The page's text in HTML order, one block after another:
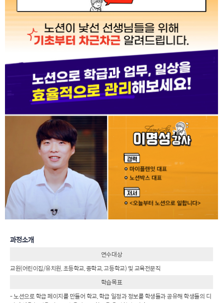
과정소개
연수대상
교원(어린이집/유치원, 초등학교, 중학교, 고등학교) 및 교육전문직
학습목표
- 노션으로 학급 페이지를 만들어 학교, 학급 일정과 정보를 학생들과 공유해 학생들의 디